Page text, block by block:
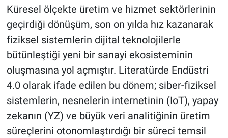
Küresel ölçekte üretim ve hizmet sektörlerinin
geçirdiği dönüşüm, son on yılda hız kazanarak
fiziksel sistemlerin dijital teknolojilerle
bütünleştiği yeni bir sanayi ekosisteminin
oluşmasına yol açmıştır. Literatürde Endüstri
4.0 olarak ifade edilen bu dönem; siber-fiziksel
sistemlerin, nesnelerin internetinin (IoT), yapay
zekanın (YZ) ve büyük veri analitiğinin üretim
süreçlerini otonomlaştırdığı bir süreci temsil